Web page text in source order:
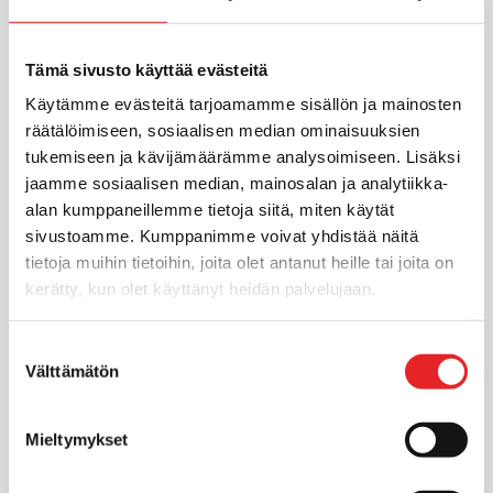
Tämä sivusto käyttää evästeitä
Käytämme evästeitä tarjoamamme sisällön ja mainosten
räätälöimiseen, sosiaalisen median ominaisuuksien
tukemiseen ja kävijämäärämme analysoimiseen. Lisäksi
jaamme sosiaalisen median, mainosalan ja analytiikka-
alan kumppaneillemme tietoja siitä, miten käytät
sivustoamme. Kumppanimme voivat yhdistää näitä
tietoja muihin tietoihin, joita olet antanut heille tai joita on
kerätty, kun olet käyttänyt heidän palvelujaan.
valinta
Välttämätön
Mieltymykset